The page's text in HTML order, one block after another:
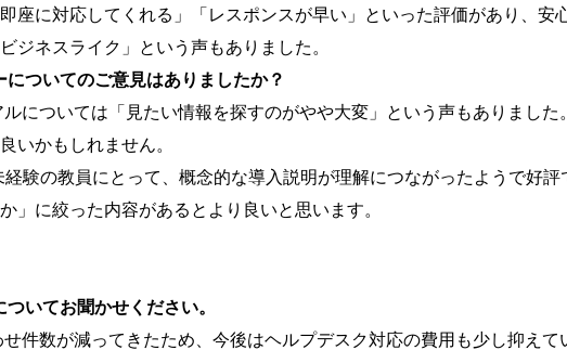
座に対応してくれる」「レスポンスが早い」といった評価があり、安
ジネスライク」という声もありました。
ついてのご意見はありましたか？
ルについては「見たい情報を探すのがやや大変」という声もありまし
いかもしれません。
験の教員にとって、概念的な導入説明が理解につながったようで好
」に絞った内容があるとより良いと思います。
いてお聞かせください。
せ件数が減ってきたため、今後はヘルプデスク対応の費用も少し抑えて